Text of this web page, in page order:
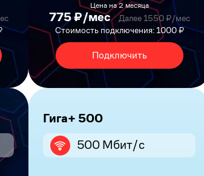
Цена на 2 месяца
775 ₽/мес
Далее 1550 ₽/мес
Стоимость подключения: 1000 ₽
Подключить
Гига+ 500
500 Мбит/с